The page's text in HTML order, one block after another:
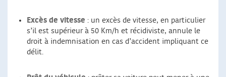
Excès de vitesse : un excès de vitesse, en particulier
s’il est supérieur à 50 Km/h et récidiviste, annule le
droit à indemnisation en cas d’accident impliquant ce
délit.